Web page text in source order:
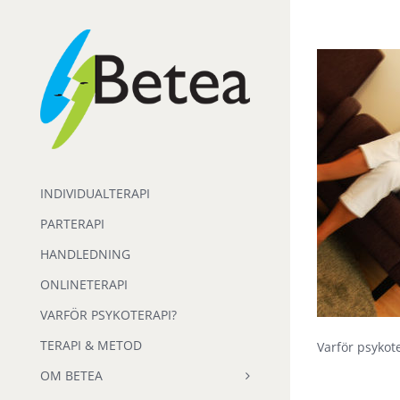
innehållet
INDIVIDUALTERAPI
PARTERAPI
HANDLEDNING
ONLINETERAPI
VARFÖR PSYKOTERAPI?
TERAPI & METOD
OM BETEA
Varför